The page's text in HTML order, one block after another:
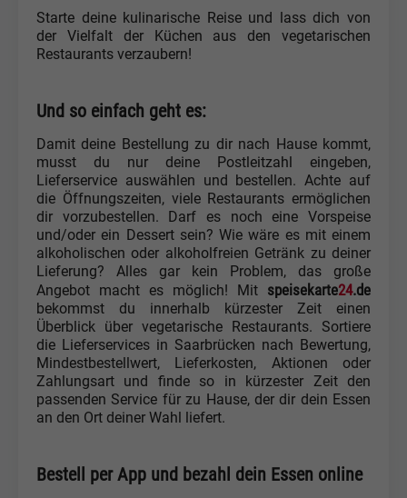
Starte deine kulinarische Reise und lass dich von
der Vielfalt der Küchen aus den vegetarischen
Restaurants verzaubern!
Und so einfach geht es:
Damit deine Bestellung zu dir nach Hause kommt,
musst du nur deine Postleitzahl eingeben,
Lieferservice auswählen und bestellen. Achte auf
die Öffnungszeiten, viele Restaurants ermöglichen
dir vorzubestellen. Darf es noch eine Vorspeise
und/oder ein Dessert sein? Wie wäre es mit einem
alkoholischen oder alkoholfreien Getränk zu deiner
Lieferung? Alles gar kein Problem, das große
Angebot macht es möglich! Mit speisekarte24.de
bekommst du innerhalb kürzester Zeit einen
Überblick über vegetarische Restaurants. Sortiere
die Lieferservices in Saarbrücken nach Bewertung,
Mindestbestellwert, Lieferkosten, Aktionen oder
Zahlungsart und finde so in kürzester Zeit den
passenden Service für zu Hause, der dir dein Essen
an den Ort deiner Wahl liefert.
Bestell per App und bezahl dein Essen online